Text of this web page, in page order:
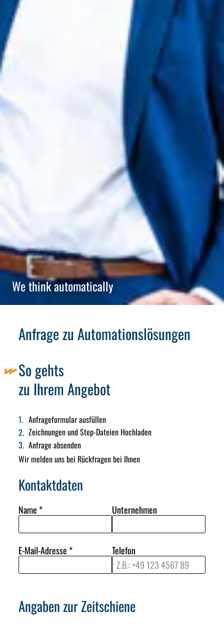
We think automatically
Anfrage zu Automationslösungen
So gehts
zu Ihrem Angebot
Anfrageformular ausfüllen
Zeichnungen und Step-Dateien Hochladen
Anfrage absenden
Wir melden uns bei Rückfragen bei Ihnen
Kontaktdaten
Name * Unternehmen
E-Mail-Adresse * Telefon
Angaben zur Zeitschiene